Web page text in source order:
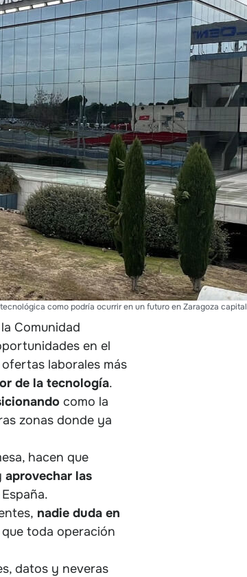
como podría ocurrir en un futuro en Zaragoza
Comunidad
en el
laborales más
de la tecnología.
como la
zonas donde ya
hacen que
aprovechar las
nadie duda en
toda operación
datos y neveras